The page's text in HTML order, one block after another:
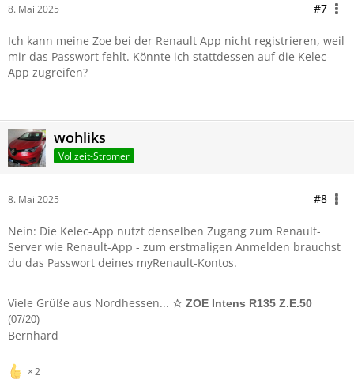
8. Mai 2025 #7
Ich kann meine Zoe bei der Renault App nicht registrieren, weil
mir das Passwort fehlt. Könnte ich stattdessen auf die Kelec-
App zugreifen?
wohliks
Vollzeit-Stromer
8. Mai 2025 #8
Nein: Die Kelec-App nutzt denselben Zugang zum Renault-
Server wie Renault-App - zum erstmaligen Anmelden brauchst
du das Passwort deines myRenault-Kontos.
Viele Grüße aus Nordhessen... ☆ ZOE Intens R135 Z.E.50
(07/20)
Bernhard
2